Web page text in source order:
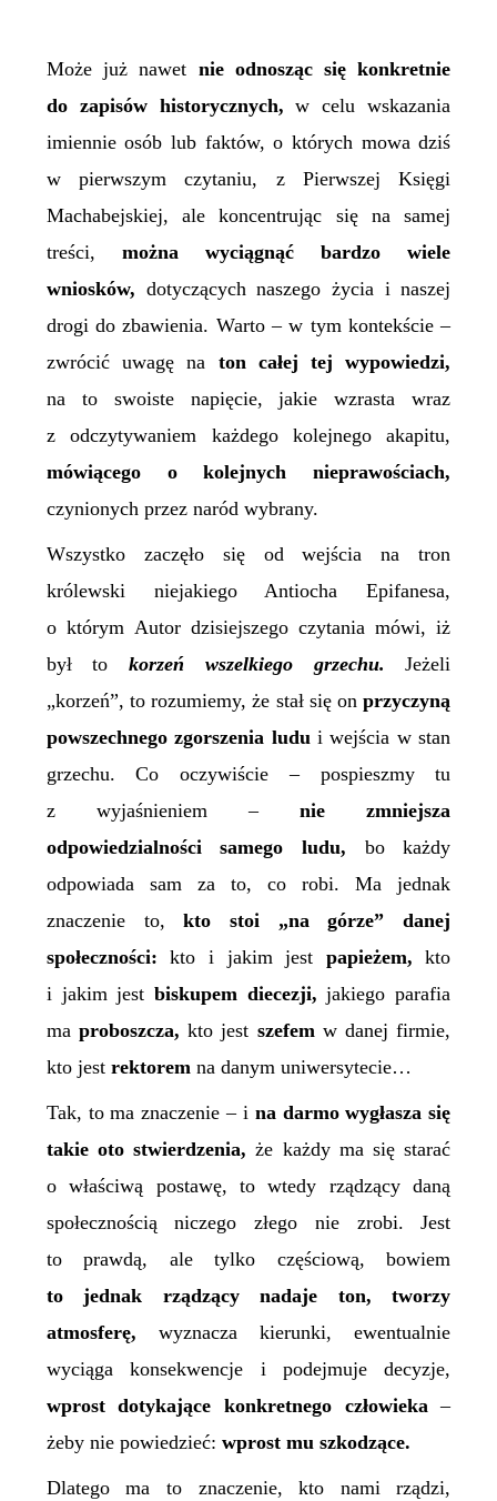
Może już nawet nie odnosząc się konkretnie
do zapisów historycznych,w celu wskazania
imiennie osób lub faktów, o których mowa dziś
w pierwszym czytaniu, z Pierwszej Księgi
Machabejskiej, ale koncentrując się na samej
treści, można wyciągnąć bardzo wiele
wniosków, dotyczących naszego życia i naszej
drogi do zbawienia. Warto – w tym kontekście –
zwrócić uwagę na ton całej tej wypowiedzi,
na to swoiste napięcie, jakie wzrasta wraz
z odczytywaniem każdego kolejnego akapitu,
mówiącego o kolejnych nieprawościach,
czynionych przez naród wybrany.
Wszystko zaczęło się od wejścia na tron
królewski niejakiego Antiocha Epifanesa,
o którym Autor dzisiejszego czytania mówi, iż
był tokorzeń wszelkiego grzechu.
Jeżeli
„korzeń”, to rozumiemy, że stał się onprzyczyną
powszechnego zgorszenia ludui wejścia w stan
grzechu. Co oczywiście – pospieszmy tu
z wyjaśnieniem –nie zmniejsza
odpowiedzialności samego ludu, bo każdy
odpowiada sam za to, co robi. Ma jednak
znaczenie to,kto stoi „na górze” danej
społeczności: kto i jakim jest papieżem, kto
i jakim jest biskupem diecezji, jakiego parafia
maproboszcza, kto jest szefemw danej firmie,
kto jest rektoremna danym uniwersytecie…
Tak, to ma znaczenie – i na darmo wygłasza się
takie oto stwierdzenia,że każdy ma się starać
o właściwą postawę, to wtedy rządzący daną
społecznością niczego złego nie zrobi. Jest
to prawdą, ale tylko częściową, bowiem
to jednak rządzący nadaje ton, tworzy
atmosferę, wyznacza kierunki, ewentualnie
wyciąga konsekwencje i podejmuje decyzje,
wprost dotykające konkretnego człowieka–
żeby nie powiedzieć: wprost mu szkodzące.
Dlatego ma to znaczenie, kto nami rządzi,